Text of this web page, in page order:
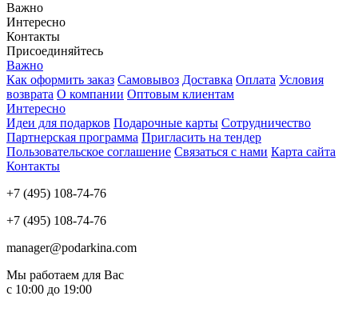
Важно
Интересно
Контакты
Присоединяйтесь
Важно
Как оформить заказ Самовывоз Доставка Оплата Условия
возврата О компании Оптовым клиентам
Интересно
Идеи для подарков Подарочные карты Сотрудничество
Партнерская программа Пригласить на тендер
Пользовательское соглашение Связаться с нами Карта сайта
Контакты
+7 (495) 108-74-76
+7 (495) 108-74-76
manager@podarkina.com
Мы работаем для Вас
с 10:00 до 19:00